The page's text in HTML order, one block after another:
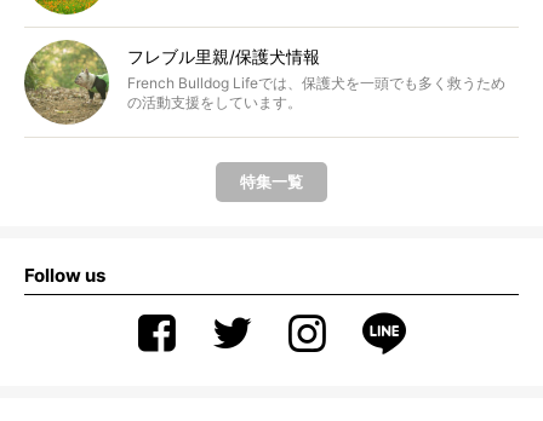
フレブル里親/保護犬情報
French Bulldog Lifeでは、保護犬を一頭でも多く救うため
の活動支援をしています。
特集一覧
Follow us